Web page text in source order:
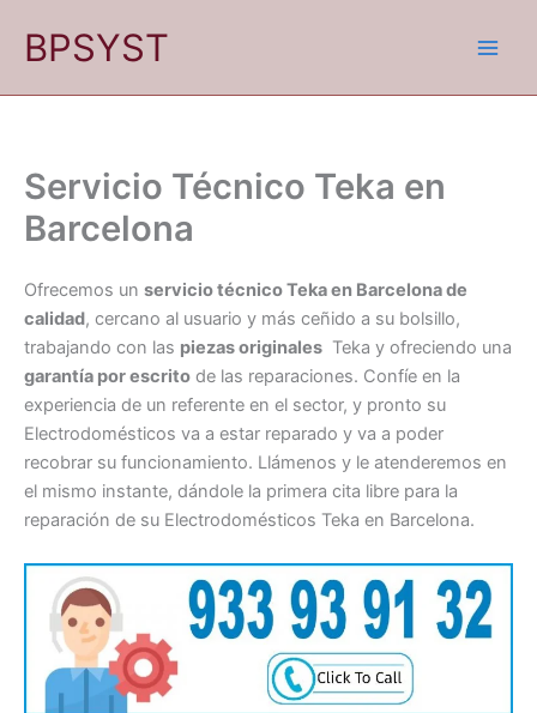
BPSYST
Servicio Técnico Teka en
Barcelona
Ofrecemos un servicio técnico Teka en Barcelona de
calidad, cercano al usuario y más ceñido a su bolsillo,
trabajando con las piezas originales Teka y ofreciendo una
garantía por escrito de las reparaciones. Confíe en la
experiencia de un referente en el sector, y pronto su
Electrodomésticos va a estar reparado y va a poder
recobrar su funcionamiento. Llámenos y le atenderemos en
el mismo instante, dándole la primera cita libre para la
reparación de su Electrodomésticos Teka en Barcelona.